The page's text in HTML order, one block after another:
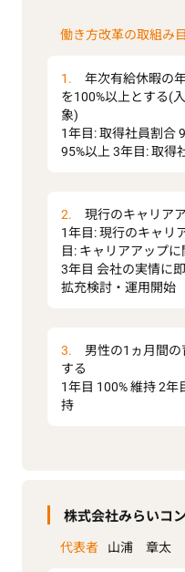
働き方改革の取組み
1.
年次有給休暇の
を100%以上とする(
象)
1年目: 取得社員割合
95%以上 3年目: 取得
2.
現行のキャリア
1年目: 現行のキャリ
目: キャリアアップ
3年目 会社の実情に
拡充検討・運用開始
3.
男性の1ヵ月間
する
1年目 100% 維持 2年
持
株式会社みらいコ
代表者 山浦 章太